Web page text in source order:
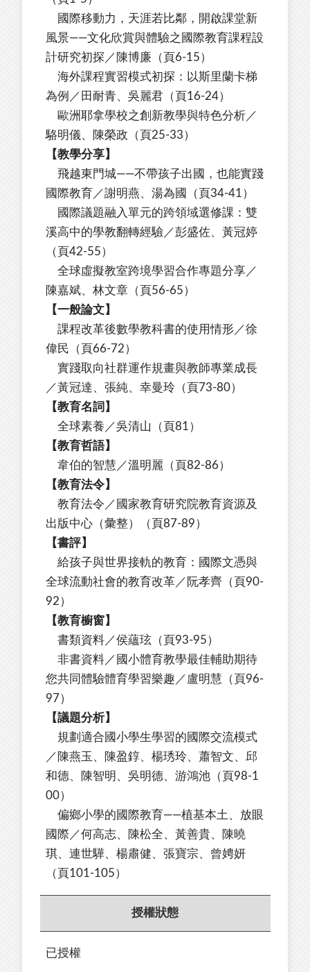
國際移動力，天涯若比鄰，開啟課堂新
風景——文化欣賞與體驗之國際教育課程設
計研究初探／陳博廉（頁6-15）
海外課程實習模式初探：以斯里蘭卡梯
為例／田耐青、吳麗君（頁16-24）
歐洲耶拿學校之創新教學與特色分析／
駱明儀、陳榮政（頁25-33）
【教學分享】
飛越東門城——不帶孩子出國，也能實踐
國際教育／謝明燕、湯為國（頁34-41）
國際議題融入單元的跨領域選修課：雙
溪高中的學教翻轉經驗／彭盛佐、黃冠婷
（頁42-55）
全球虛擬教室跨境學習合作專題分享／
陳嘉斌、林文章（頁56-65）
【一般論文】
課程改革後數學教科書的使用情形／徐
偉民（頁66-72）
實踐取向社群運作規畫與教師專業成長
／黃冠達、張純、幸曼玲（頁73-80）
【教育名詞】
全球素養／吳清山（頁81）
【教育哲語】
韋伯的智慧／溫明麗（頁82-86）
【教育法令】
教育法令／國家教育研究院教育資源及
出版中心（彙整）（頁87-89）
【書評】
給孩子與世界接軌的教育：國際文憑與
全球流動社會的教育改革／阮孝齊（頁90-
92）
【教育櫥窗】
書類資料／侯蘊玹（頁93-95）
非書資料／國小體育教學最佳輔助期待
您共同體驗體育學習樂趣／盧明慧（頁96-
97）
【議題分析】
規劃適合國小學生學習的國際交流模式
／陳燕玉、陳盈錞、楊琇玲、蕭智文、邱
和德、陳智明、吳明德、游鴻池（頁98-1
00）
偏鄉小學的國際教育——植基本土、放眼
國際／何高志、陳松全、黃善貴、陳曉
琪、連世驊、楊肅健、張寶宗、曾娉妍
（頁101-105）
授權狀態
已授權